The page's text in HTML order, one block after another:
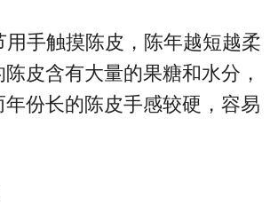
用手触摸陈皮，陈年越短越柔
皮含有大量的果糖和水分，
份长的陈皮手感较硬，容易